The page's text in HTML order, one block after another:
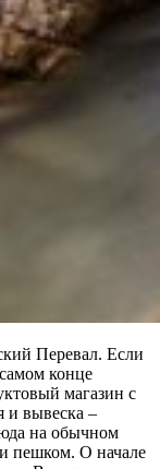
Перевал. Если
конце
магазин с
и вывеска –
на обычном
пешком. О начале